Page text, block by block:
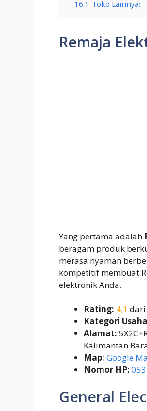
16.1 Toko Lainnya:
Remaja
Yang pertama adalah
beragam produk
merasa nyaman
kompetitif membuat
elektronik Anda.
Rating: 4,1 dari
Kategori
Alamat:
Kalimantan
Map: Google
Nomor HP:
General